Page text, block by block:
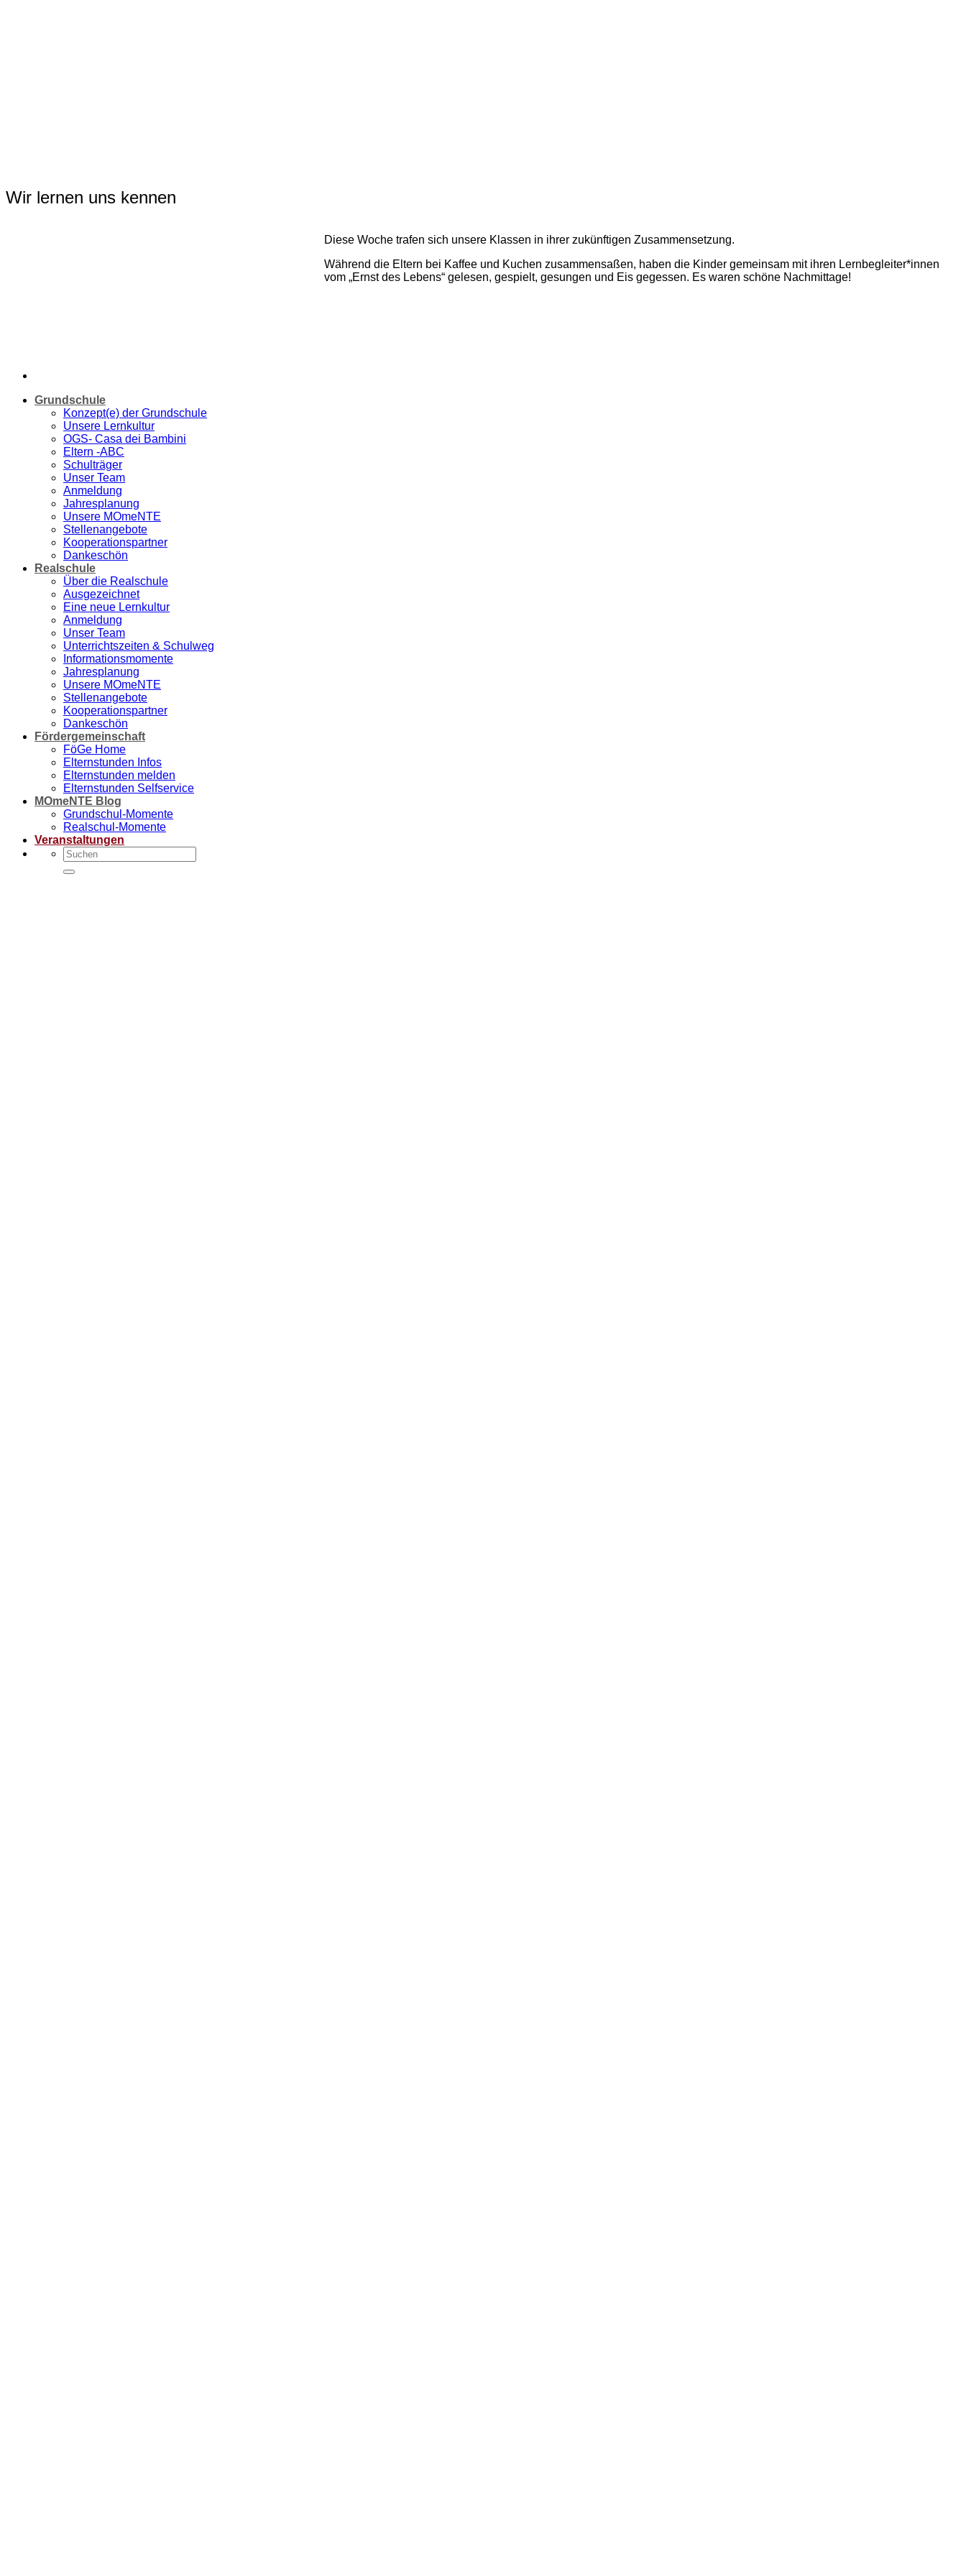
Grundschule
Konzept(e) der Grundschule
Unsere Lernkultur
OGS- Casa dei Bambini
Eltern -ABC
Schulträger
Unser Team
Anmeldung
Jahresplanung
Unsere MOmeNTE
Stellenangebote
Kooperationspartner
Dankeschön
Realschule
Über die Realschule
Ausgezeichnet
Eine neue Lernkultur
Anmeldung
Unser Team
Unterrichtszeiten & Schulweg
Informationsmomente
Jahresplanung
Unsere MOmeNTE
Stellenangebote
Kooperationspartner
Dankeschön
Fördergemeinschaft
FöGe Home
Elternstunden Infos
Elternstunden melden
Elternstunden Selfservice
MOmeNTE Blog
Grundschul-Momente
Realschul-Momente
Veranstaltungen
Wir lernen uns kennen
Diese Woche trafen sich unsere Klassen in ihrer zukünftigen Zusammensetzung.
Während die Eltern bei Kaffee und Kuchen zusammensaßen, haben die Kinder gemeinsam mit ihren Lernbegleiter*innen
vom „Ernst des Lebens“ gelesen, gespielt, gesungen und Eis gegessen. Es waren schöne Nachmittage!